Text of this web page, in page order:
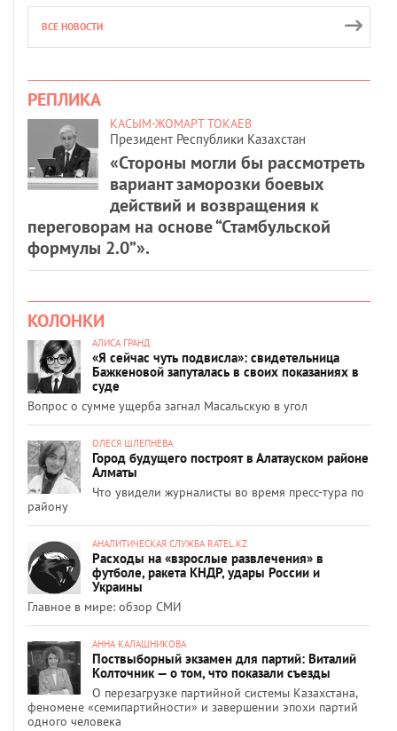
ВСЕ НОВОСТИ
РЕПЛИКА
КАСЫМ-ЖОМАРТ ТОКАЕВ
Президент Республики Казахстан
«Стороны могли бы рассмотреть
вариант заморозки боевых
действий и возвращения к
переговорам на основе “Стамбульской
формулы 2.0”».
КОЛОНКИ
АЛИСА ГРАНД
«Я сейчас чуть подвисла»: свидетельница
Бажкеновой запуталась в своих показаниях в
суде
Вопрос о сумме ущерба загнал Масальскую в угол
ОЛЕСЯ ШЛЕПНЕВА
Город будущего построят в Алатауском районе
Алматы
Что увидели журналисты во время пресс-тура по
району
АНАЛИТИЧЕСКАЯ СЛУЖБА RATEL.KZ
Расходы на «взрослые развлечения» в
футболе, ракета КНДР, удары России и
Украины
Главное в мире: обзор СМИ
АННА КАЛАШНИКОВА
Поствыборный экзамен для партий: Виталий
Колточник — о том, что показали съезды
О перезагрузке партийной системы Казахстана,
феномене «семипартийности» и завершении эпохи партий
одного человека